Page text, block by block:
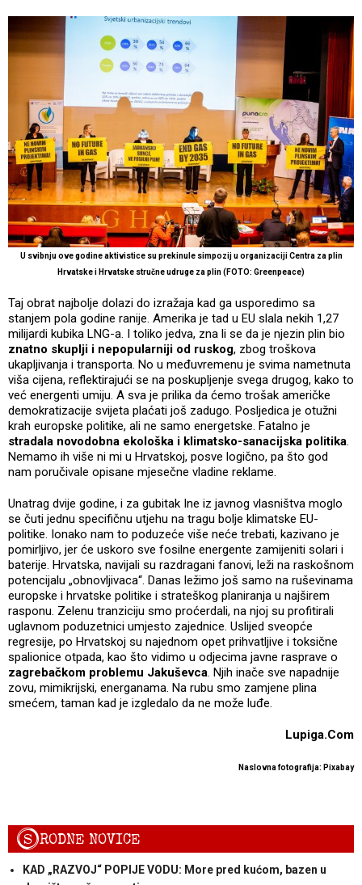
U svibnju ove godine aktivistice su prekinule simpozij u organizaciji Centra za plin
Hrvatske i Hrvatske stručne udruge za plin (FOTO: Greenpeace)
Taj obrat najbolje dolazi do izražaja kad ga usporedimo sa
stanjem pola godine ranije. Amerika je tad u EU slala nekih 1,27
milijardi kubika LNG-a. I toliko jedva, zna li se da je njezin plin bio
znatno skuplji i nepopularniji od ruskog, zbog troškova
ukapljivanja i transporta. No u međuvremenu je svima nametnuta
viša cijena, reflektirajući se na poskupljenje svega drugog, kako to
već energenti umiju. A sva je prilika da ćemo trošak američke
demokratizacije svijeta plaćati još zadugo. Posljedica je otužni
krah europske politike, ali ne samo energetske. Fatalno je
stradala novodobna ekološka i klimatsko-sanacijska politika.
Nemamo ih više ni mi u Hrvatskoj, posve logično, pa što god
nam poručivale opisane mjesečne vladine reklame.
Unatrag dvije godine, i za gubitak Ine iz javnog vlasništva moglo
se čuti jednu specifičnu utjehu na tragu bolje klimatske EU-
politike. Ionako nam to poduzeće više neće trebati, kazivano je
pomirljivo, jer će uskoro sve fosilne energente zamijeniti solari i
baterije. Hrvatska, navijali su razdragani fanovi, leži na raskošnom
potencijalu „obnovljivaca“. Danas ležimo još samo na ruševinama
europske i hrvatske politike i strateškog planiranja u najširem
rasponu. Zelenu tranziciju smo proćerdali, na njoj su profitirali
uglavnom poduzetnici umjesto zajednice. Uslijed sveopće
regresije, po Hrvatskoj su najednom opet prihvatljive i toksične
spalionice otpada, kao što vidimo u odjecima javne rasprave o
zagrebačkom problemu Jakuševca. Njih inače sve napadnije
zovu, mimikrijski, energanama. Na rubu smo zamjene plina
smećem, taman kad je izgledalo da ne može luđe.
Lupiga.Com
Naslovna fotografija: Pixabay
SRODNE NOVICE
KAD „RAZVOJ“ POPIJE VODU: More pred kućom, bazen u